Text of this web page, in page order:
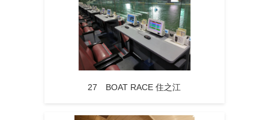
27 BOAT RACE 住之江